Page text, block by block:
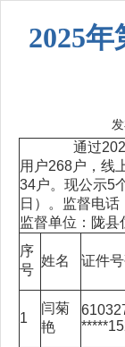
2025
通过2024年
用户268户，线
34户。现公示5
日）。监督电
监督单位：陇县
序
号
姓名 证件
1
闫菊
艳